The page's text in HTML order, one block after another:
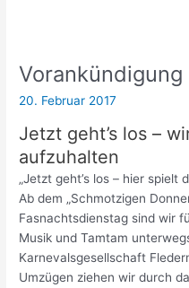
Vorankündigung
20. Februar 2017
Jetzt geht’s los –
aufzuhalten
„Jetzt geht’s los – hier spielt
Ab dem „Schmotzigen
Fasnachtsdienstag sind wir
Musik und Tamtam
Karnevalsgesellschaft
Umzügen ziehen wir durch